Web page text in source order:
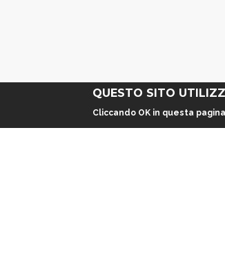
QUESTO SITO
Cliccando OK in questa